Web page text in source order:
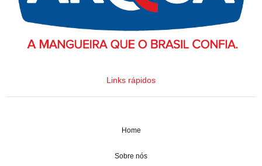
Links rápidos
Home
Sobre nós